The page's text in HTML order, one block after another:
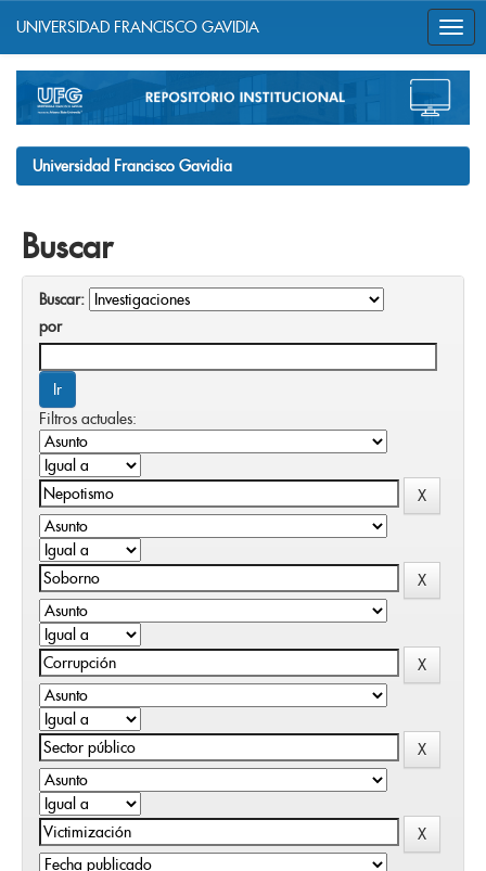
navigation
UNIVERSIDAD FRANCISCO GAVIDIA
Universidad Francisco Gavidia
Buscar
Buscar:
por
Filtros actuales: